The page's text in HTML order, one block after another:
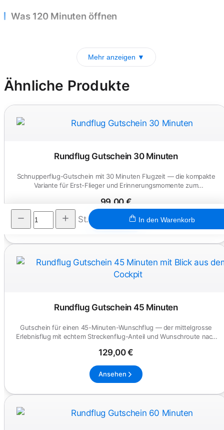
Was 120 Minuten öffnen
Mehr anzeigen ▼
Ähnliche Produkte
Rundflug Gutschein 30 Minuten
Schnupperflug-Gutschein mit 30 Minuten Flugzeit — die kompakte
Variante für Erst-Flieger und Erinnerungsmomente zum
99,00 €
Rundflug Gutschein 45 Minuten
Gutschein für einen 45-Minuten-Wunschflug — der mittelgrosse
Erlebnisflug mit echtem Streckenflug-Anteil und Wunschroute nach
129,00 €
Ansehen
St. In den Warenkorb